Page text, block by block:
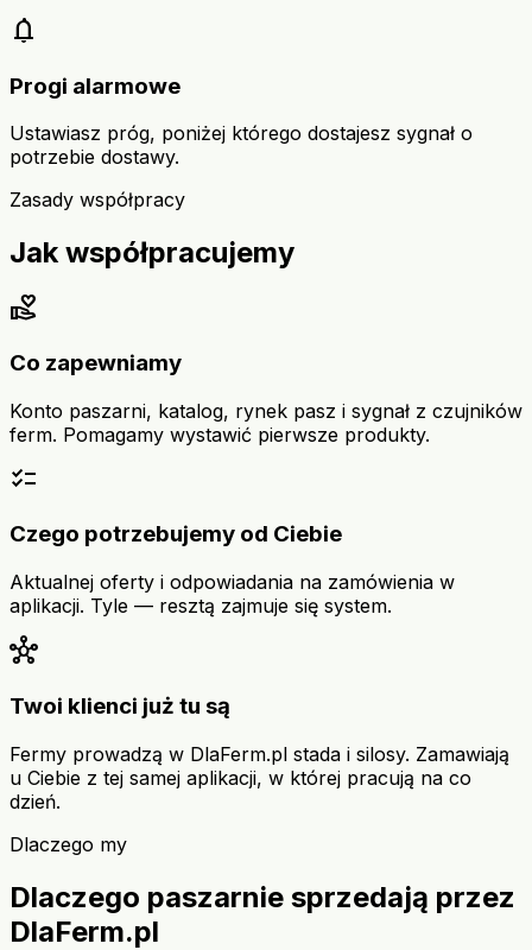
notifications
Progi alarmowe
Ustawiasz próg, poniżej którego dostajesz sygnał o
potrzebie dostawy.
Zasady współpracy
Jak współpracujemy
volunteer_activism
Co zapewniamy
Konto paszarni, katalog, rynek pasz i sygnał z czujników
ferm. Pomagamy wystawić pierwsze produkty.
checklist
Czego potrzebujemy od Ciebie
Aktualnej oferty i odpowiadania na zamówienia w
aplikacji. Tyle — resztą zajmuje się system.
hub
Twoi klienci już tu są
Fermy prowadzą w DlaFerm.pl stada i silosy. Zamawiają
u Ciebie z tej samej aplikacji, w której pracują na co
dzień.
Dlaczego my
Dlaczego paszarnie sprzedają przez
DlaFerm.pl